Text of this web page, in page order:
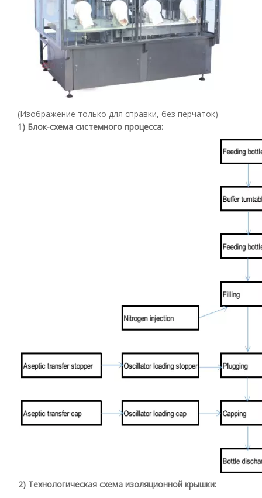
(Изображение только для справки, без перчаток)
1) Блок-схема системного процесса:
2) Технологическая схема изоляционной крышки: